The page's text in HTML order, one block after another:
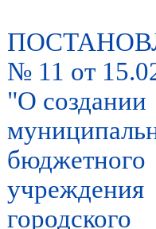
№ 11 от
"О создании
бюджетного
учреждения
городского